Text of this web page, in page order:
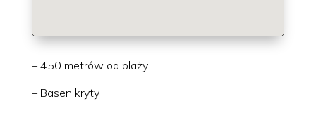
– 450 metrów od plaży
– Basen kryty